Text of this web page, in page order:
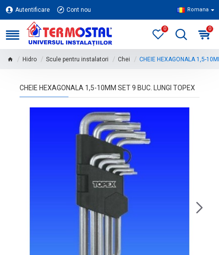
Autentificare Cont nou Romana
0 0
Hidro Scule pentru instalatori Chei CHEIE HEXAGONALA 1,5-
CHEIE HEXAGONALA 1,5-10MM SET 9 BUC. LUNGI TOPEX